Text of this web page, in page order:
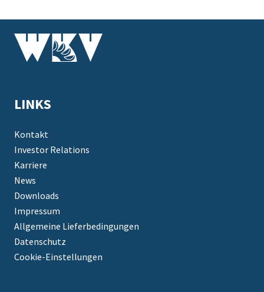
LINKS
Kontakt
Investor Relations
Karriere
News
Downloads
Impressum
Allgemeine Lieferbedingungen
Datenschutz
Cookie-Einstellungen